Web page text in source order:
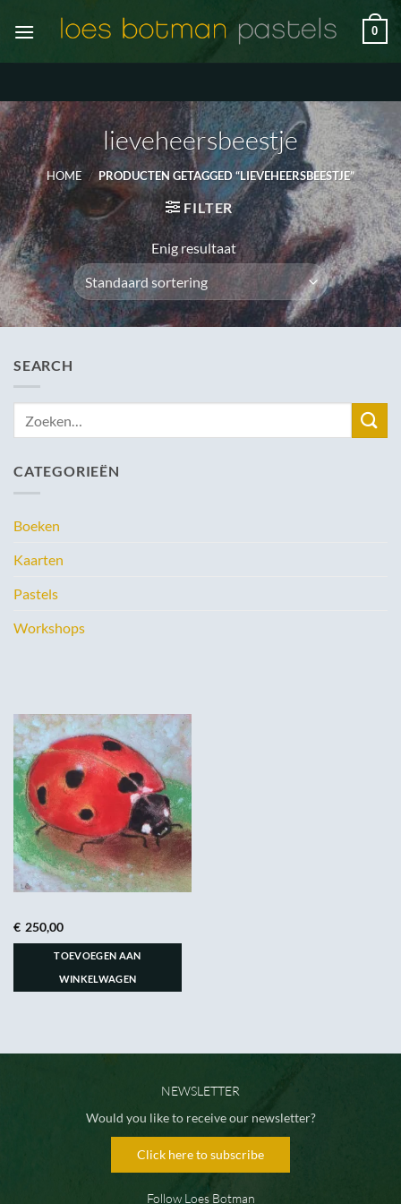
naar
0
lieveheersbeestje
HOME / PRODUCTEN GETAGGED “LIEVEHEERSBEESTJE”
FILTER
Enig resultaat
SEARCH
CATEGORIEËN
Boeken
Kaarten
Pastels
Workshops
€ 250,00
TOEVOEGEN AAN
WINKELWAGEN
NEWSLETTER
Would you like to receive our newsletter?
Click here to subscribe
Follow Loes Botman